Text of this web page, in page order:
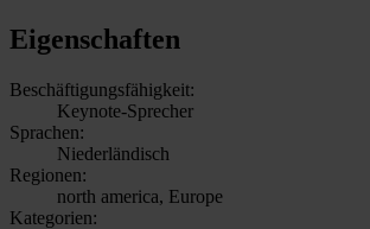
Eigenschaften
Beschäftigungsfähigkeit:
Keynote-Sprecher
Sprachen:
Niederländisch
Regionen:
north america, Europe
Kategorien: